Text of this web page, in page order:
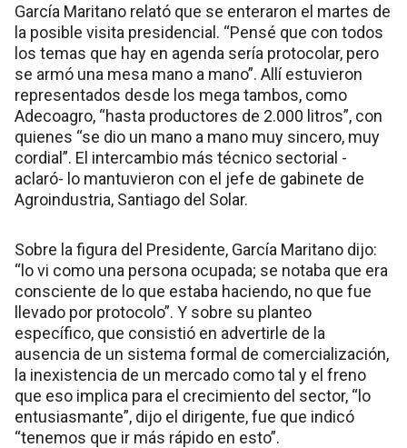
García Maritano relató que se enteraron el martes de
la posible visita presidencial. “Pensé que con todos
los temas que hay en agenda sería protocolar, pero
se armó una mesa mano a mano”. Allí estuvieron
representados desde los mega tambos, como
Adecoagro, “hasta productores de 2.000 litros”, con
quienes “se dio un mano a mano muy sincero, muy
cordial”. El intercambio más técnico sectorial -
aclaró- lo mantuvieron con el jefe de gabinete de
Agroindustria, Santiago del Solar.
Sobre la figura del Presidente, García Maritano dijo:
“lo vi como una persona ocupada; se notaba que era
consciente de lo que estaba haciendo, no que fue
llevado por protocolo”. Y sobre su planteo
específico, que consistió en advertirle de la
ausencia de un sistema formal de comercialización,
la inexistencia de un mercado como tal y el freno
que eso implica para el crecimiento del sector, “lo
entusiasmante”, dijo el dirigente, fue que indicó
“tenemos que ir más rápido en esto”.